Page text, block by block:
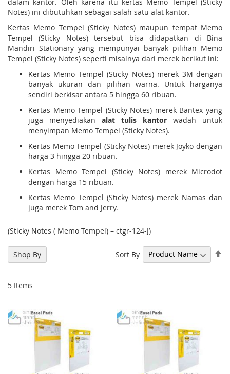
Notes) ini dibutuhkan sebagai salah satu alat kantor.
Kertas Memo Tempel (Sticky Notes) maupun tempat Memo
Tempel (Sticky Notes) tersebut bisa didapatkan di Bina
Mandiri Stationary yang mempunyai banyak pilihan Memo
Tempel (Sticky Notes) seperti misalnya dari merek berikut ini:
Kertas Memo Tempel (Sticky Notes) merek 3M dengan
banyak ukuran dan pilihan warna. Untuk harganya
sendiri berkisar antara 5 hingga 60 ribuan.
Kertas Memo Tempel (Sticky Notes) merek Bantex yang
juga menyediakan alat tulis kantor wadah untuk
menyimpan Memo Tempel (Sticky Notes).
Kertas Memo Tempel (Sticky Notes) merek Joyko dengan
harga 3 hingga 20 ribuan.
Kertas Memo Tempel (Sticky Notes) merek Microdot
dengan harga 15 ribuan.
Kertas Memo Tempel (Sticky Notes) merek Namas dan
juga merek Tom and Jerry.
(Sticky Notes ( Memo Tempel) – ctgr-124-J)
5 Items
Sort By
Shop By